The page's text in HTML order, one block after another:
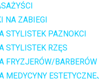
NA ZABIEGI
STYLISTEK PAZNOKCI
STYLISTEK RZĘS
FRYZJERÓW/BARBERÓW
MEDYCYNY